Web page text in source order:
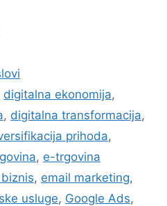
digitalna ekonomija,
, digitalna transformacija,
prihoda,
, e-trgovina
, email marketing,
usluge, Google Ads,